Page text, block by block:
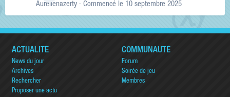
Aurelienazerty · Commencé le 10 septembre 2025
ACTUALITÉ
News du jour
Archives
Rechercher
Proposer une actu
COMMUNAUTÉ
Forum
Soirée de jeu
Membres